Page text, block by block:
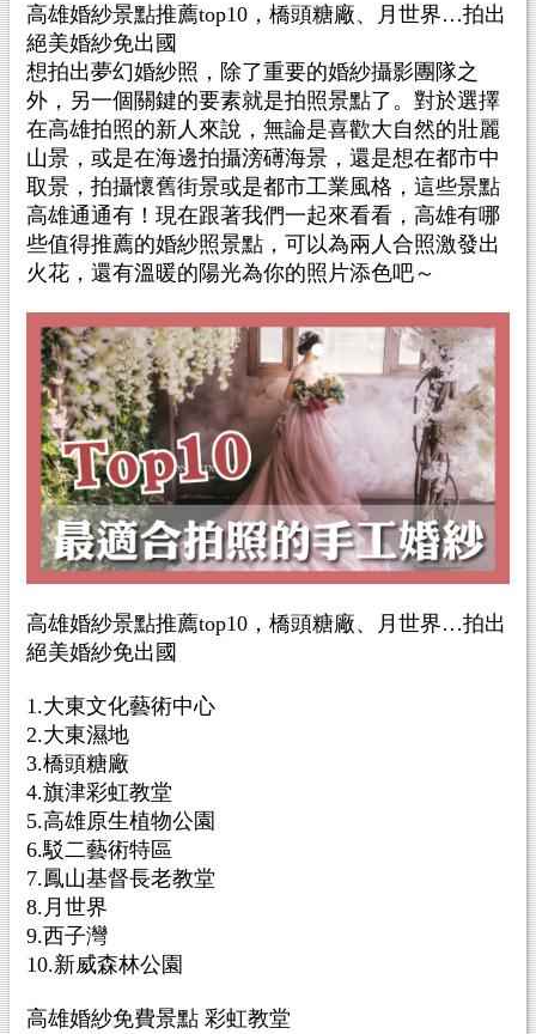
高雄婚紗景點推薦top10，橋頭糖廠、月世界…拍出
絕美婚紗免出國
想拍出夢幻婚紗照，除了重要的婚紗攝影團隊之
外，另一個關鍵的要素就是拍照景點了。對於選擇
在高雄拍照的新人來說，無論是喜歡大自然的壯麗
山景，或是在海邊拍攝滂礡海景，還是想在都市中
取景，拍攝懷舊街景或是都市工業風格，這些景點
高雄通通有！現在跟著我們一起來看看，高雄有哪
些值得推薦的婚紗照景點，可以為兩人合照激發出
火花，還有溫暖的陽光為你的照片添色吧～
高雄婚紗景點推薦top10，橋頭糖廠、月世界…拍出
絕美婚紗免出國
1.大東文化藝術中心
2.大東濕地
3.橋頭糖廠
4.旗津彩虹教堂
5.高雄原生植物公園
6.駁二藝術特區
7.鳳山基督長老教堂
8.月世界
9.西子灣
10.新威森林公園
高雄婚紗免費景點 彩虹教堂